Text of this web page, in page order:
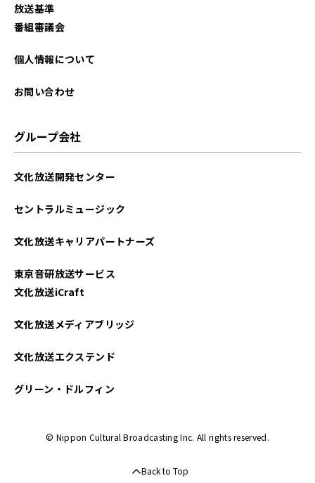
2022年09月
放送基準
番組審議会
個人情報について
お問い合わせ
グループ会社
文化放送開発センター
セントラルミュージック
文化放送キャリアパートナーズ
東京音研放送サービス
文化放送iCraft
文化放送メディアブリッジ
文化放送エクステンド
グリーン・ドルフィン
© Nippon Cultural Broadcasting Inc. All rights reserved.
Back to Top